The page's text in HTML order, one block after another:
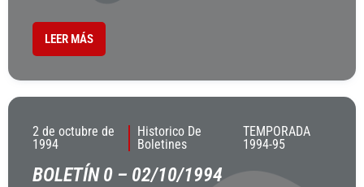
LEER MÁS
2 de octubre de
1994
Historico De
Boletines
TEMPORADA
1994-95
BOLETÍN 0 – 02/10/1994